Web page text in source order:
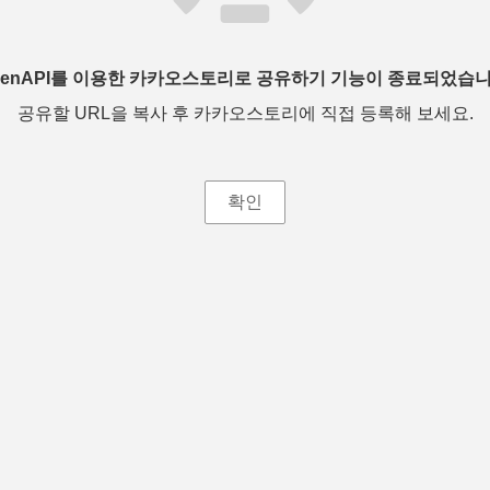
를 이용한 카카오스토리로 공유하기 기능이 종료되었습
공유할 URL을 복사 후 카카오스토리에 직접 등록해 보세요.
확인